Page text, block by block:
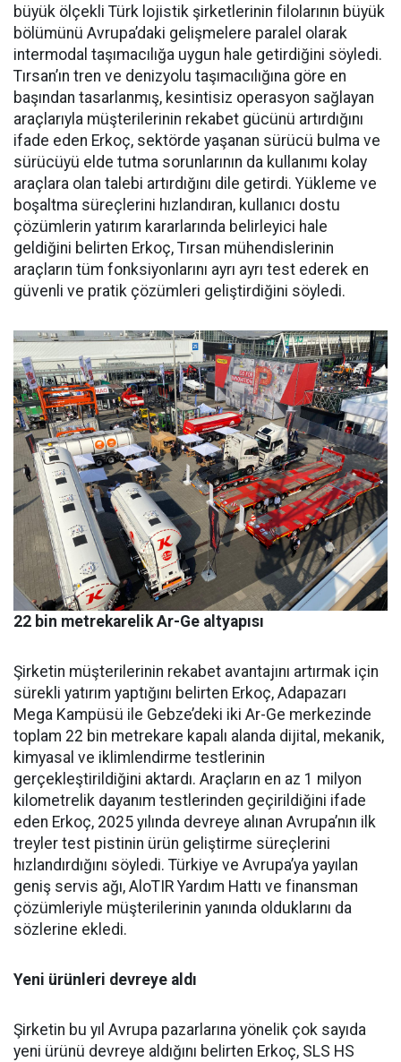
büyük ölçekli Türk lojistik şirket­lerinin filolarının büyük
bölümü­nü Avrupa’daki gelişmelere para­lel olarak
intermodal taşımacılı­ğa uygun hale getirdiğini söyledi.
Tırsan’ın tren ve denizyolu taşı­macılığına göre en
başından ta­sarlanmış, kesintisiz operasyon sağlayan
araçlarıyla müşterile­rinin rekabet gücünü artırdığını
ifade eden Erkoç, sektörde yaşa­nan sürücü bulma ve
sürücüyü el­de tutma sorunlarının da kullanı­mı kolay
araçlara olan talebi ar­tırdığını dile getirdi. Yükleme ve
boşaltma süreçlerini hızlandıran, kullanıcı dostu
çözümlerin yatı­rım kararlarında belirleyici hale
geldiğini belirten Erkoç, Tırsan mühendislerinin
araçların tüm fonksiyonlarını ayrı ayrı test ede­rek en
güvenli ve pratik çözümleri geliştirdiğini söyledi.
22 bin metrekarelik Ar-Ge altyapısı
Şirketin müşterilerinin reka­bet avantajını artırmak için
sü­rekli yatırım yaptığını belirten Erkoç, Adapazarı
Mega Kampü­sü ile Gebze’deki iki Ar-Ge mer­kezinde
toplam 22 bin metreka­re kapalı alanda dijital, mekanik,
kimyasal ve iklimlendirme test­lerinin
gerçekleştirildiğini ak­tardı. Araçların en az 1 milyon
kilometrelik dayanım testlerin­den geçirildiğini ifade
eden Er­koç, 2025 yılında devreye alınan Avrupa’nın ilk
treyler test pisti­nin ürün geliştirme süreçlerini
hızlandırdığını söyledi. Türkiye ve Avrupa’ya yayılan
geniş ser­vis ağı, AloTIR Yardım Hattı ve finansman
çözümleriyle müşte­rilerinin yanında olduklarını da
sözlerine ekledi.
Yeni ürünleri devreye aldı
Şirketin bu yıl Avrupa pazar­larına yönelik çok sayıda
yeni ürünü devreye aldığını belirten Erkoç, SLS HS